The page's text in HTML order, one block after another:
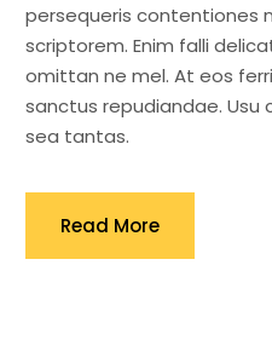
persequeris contentiones
scriptorem. Enim falli
omittan ne mel. At eos
sanctus repudiandae. Usu
sea tantas.
Read More